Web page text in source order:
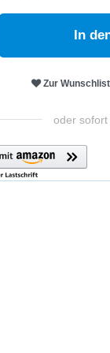
In
Zur
oder sofort